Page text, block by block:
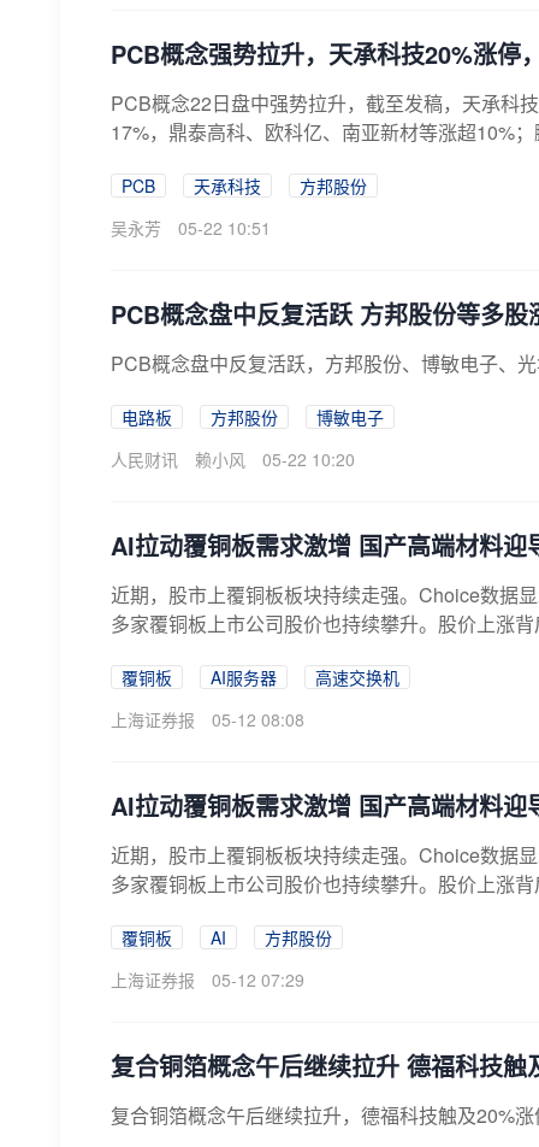
PCB概念强势拉升，天承科技20%涨停
PCB概念22日盘中强势拉升，截至发稿，天承科
17%，鼎泰高科、欧科亿、南亚新材等涨超10%
PCB 天承科技
方邦股份
吴永芳
05-22 10:51
PCB概念盘中反复活跃 方邦股份等多股
PCB概念盘中反复活跃，方邦股份、博敏电子、
电路板 方邦股份
博敏电子
人民财讯
赖小风 05-22 10:20
AI拉动覆铜板需求激增 国产高端材料迎
近期，股市上覆铜板板块持续走强。Choice数据
多家覆铜板上市公司股价也持续攀升。股价上涨
覆铜板 AI服务器
高速交换机
上海证券报
05-12 08:08
AI拉动覆铜板需求激增 国产高端材料迎
近期，股市上覆铜板板块持续走强。Choice数据
多家覆铜板上市公司股价也持续攀升。股价上涨
覆铜板 AI
方邦股份
上海证券报
05-12 07:29
复合铜箔概念午后继续拉升 德福科技触
复合铜箔概念午后继续拉升，德福科技触及20%